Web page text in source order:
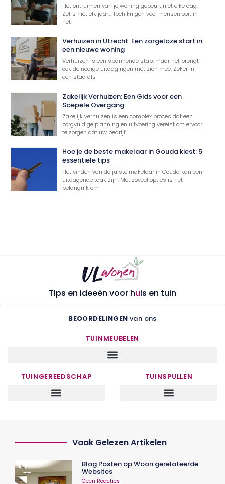
Het ontruimen van je woning gebeurt niet elke dag.
Zelfs niet elk jaar… Toch krijgen veel mensen ooit in
het
Verhuizen in Utrecht: Een zorgeloze start in
een nieuwe woning
Verhuizen is een spannende stap, maar het brengt
ook de nodige uitdagingen met zich mee. Zeker in
een stad als
Zakelijk Verhuizen: Een Gids voor een
Soepele Overgang
Zakelijk verhuizen is een complex proces dat een
zorgvuldige planning en uitvoering vereist om ervoor
te zorgen dat uw bedrijf
Hoe je de beste makelaar in Gouda kiest: 5
essentiële tips
Het vinden van de juiste makelaar in Gouda kan een
uitdagende taak zijn. Met zoveel opties is het
belangrijk om
Tips en ideeën voor huis en tuin
BEOORDELINGEN van ons
TUINMEUBELEN
TUINGEREEDSCHAP TUINSPULLEN
Vaak Gelezen Artikelen
Blog Posten op Woon gerelateerde
Websites
Geen Reacties